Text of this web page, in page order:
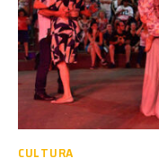
CULTURA